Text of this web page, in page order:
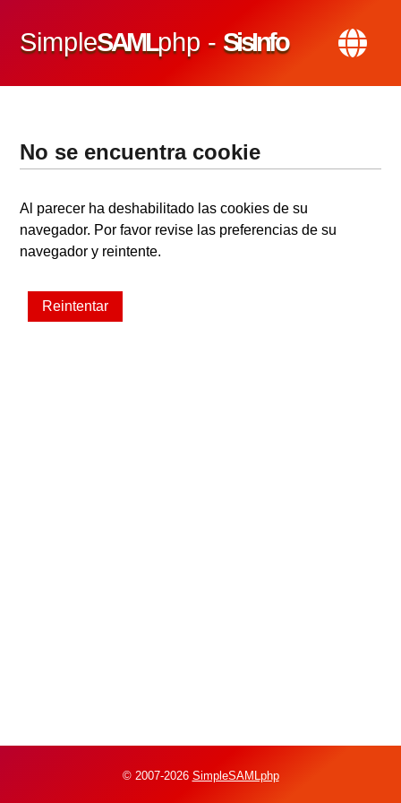
SimpleSAMLphp -SisInfo
No se encuentra cookie
Al parecer ha deshabilitado las cookies de su
navegador. Por favor revise las preferencias de su
navegador y reintente.
Reintentar
© 2007-2026 SimpleSAMLphp